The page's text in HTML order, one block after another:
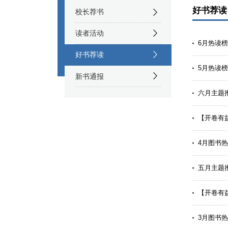
校长荐书
读者活动
好书荐读
新书通报
好书荐读
6月热读榜
5月热读榜
六月主题
【开卷
4月图书
五月主题
【开卷
3月图书